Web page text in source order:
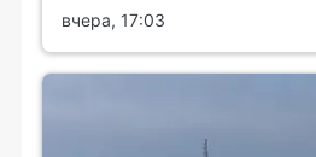
вчера, 17:03